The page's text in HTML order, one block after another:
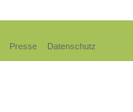
Presse Datenschutz